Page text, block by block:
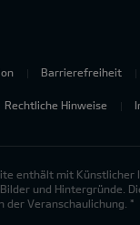
Barrierefreiheit
Rechtliche Hinweise
enthält mit Künstlicher
und Hintergründe.
der Veranschaulichung. *